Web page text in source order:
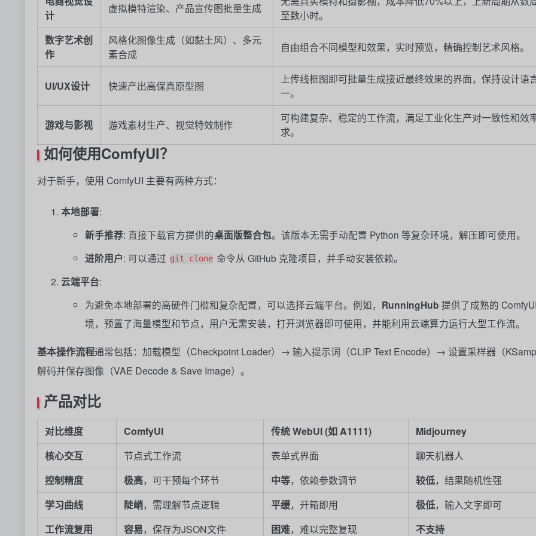
计
虚拟模特渲染、产品宣传图批量生成
至数小时。
数字艺术创
作
风格化图像生成（如黏土风）、多元
素合成
自由组合不同模型和效果，实时预览，精确控制艺术风格。
UI/UX设计 快速产出高保真原型图
上传线框图即可批量生成接近最终效果的界面，保持设计语
一。
游戏与影视 游戏素材生产、视觉特效制作
可构建复杂、稳定的工作流，满足工业化生产对一致性和效
求。
如何使用ComfyUI？
对于新手，使用 ComfyUI 主要有两种方式：
本地部署:
新手推荐: 直接下载官方提供的桌面版整合包。该版本无需手动配置 Python 等复杂环境，解压即可使用。
进阶用户: 可以通过 git clone 命令从 GitHub 克隆项目，并手动安装依赖。
云端平台:
为避免本地部署的高硬件门槛和复杂配置，可以选择云端平台。例如， RunningHub 提供了成熟的
境，预置了海量模型和节点，用户无需安装，打开浏览器即可使用，并能利用云端算力运行大型工作流。
基本操作流程通常包括：加载模型（Checkpoint Loader）→ 输入提示词（CLIP Text Encode）→ 设置采样器（
解码并保存图像（VAE Decode & Save Image）。
产品对比
对比维度 ComfyUI 传统 WebUI (如 A1111)
Midjourney
核心交互
节点式工作流 表单式界面
聊天机器人
控制精度
极高，可干预每个环节 中等，依赖参数调节 较低，结果随机性强
学习曲线
陡峭，需理解节点逻辑 平缓，开箱即用 极低，输入文字即可
工作流复用
容易，保存为JSON文件 困难，难以完整复现 不支持